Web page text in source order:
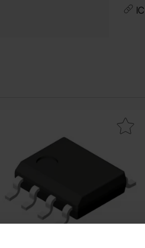
30V 0.3A som favorit
Makera lM393D SO-8 dual